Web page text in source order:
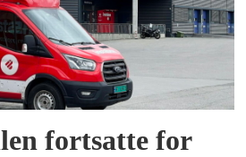
fortsatte for